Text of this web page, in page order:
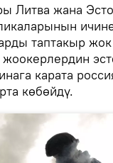
Литва жана
таптакыр
карата
көбөйдү.